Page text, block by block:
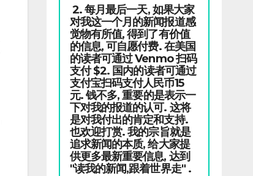
2. 每月最后一天, 如果大家
对我这一个月的新闻报道感
觉物有所值, 得到了有价值
的信息, 可自愿付费. 在美国
的读者可通过 Venmo 扫码
支付 $2. 国内的读者可通过
支付宝扫码支付人民币15
元. 钱不多, 重要的是表示一
下对我的报道的认可. 这将
是对我付出的肯定和支持.
也欢迎打赏. 我的宗旨就是
追求新闻的本质, 给大家提
供更多最新重要信息, 达到
"读我的新闻,跟着世界走" .